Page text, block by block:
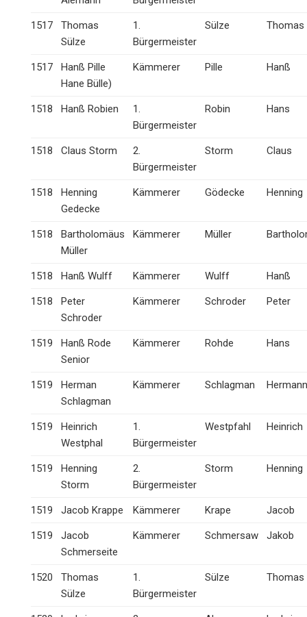
1517
Thomas
Sülze
1.
Bürgermeister
Sülze Thomas
1517
Hanß Pille
Hane Bülle)
Kämmerer Pille Hanß
1518 Hanß Robien
1.
Bürgermeister
Robin Hans
1518 Claus Storm
2.
Bürgermeister
Storm Claus
1518
Henning
Gedecke
Kämmerer Gödecke Henning
1518
Bartholomäus
Müller
Kämmerer Müller
1518 Hanß Wulff Kämmerer Wulff Hanß
1518
Peter
Schroder
Kämmerer Schroder Peter
1519
Hanß Rode
Senior
Kämmerer Rohde Hans
1519
Herman
Schlagman
Kämmerer Schlagman Hermann
1519
Heinrich
Westphal
1.
Bürgermeister
Westpfahl Heinrich
1519
Henning
Storm
2.
Bürgermeister
Storm Henning
1519 Jacob Krappe Kämmerer Krape Jacob
1519
Jacob
Schmerseite
Kämmerer Schmersaw Jakob
1520
Thomas
Sülze
1.
Bürgermeister
Sülze Thomas